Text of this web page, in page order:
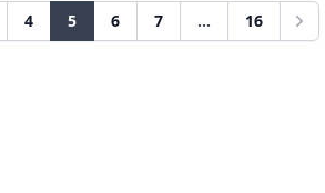
4 5 6 7 ... 16 Next